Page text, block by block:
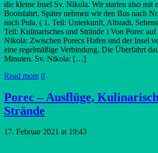
die kleine Insel Sv. Nikola. Wir starten also mit
Bootsfahrt. Später nehmen wir den Bus nach
nach Pula. ( 1. Teil: Unterkunft, Altstadt,
Teil: Kulinarisches und Strände ) Von Porec auf
Nikola: Zwischen Porecs Hafen und der Insel
eine regelmäßige Verbindung. Die Überfahrt
Minuten. Sv. Nikola: […]
Read more 0
Porec – Ausflüge,
Strände
17. Februar 2021 at 19:43